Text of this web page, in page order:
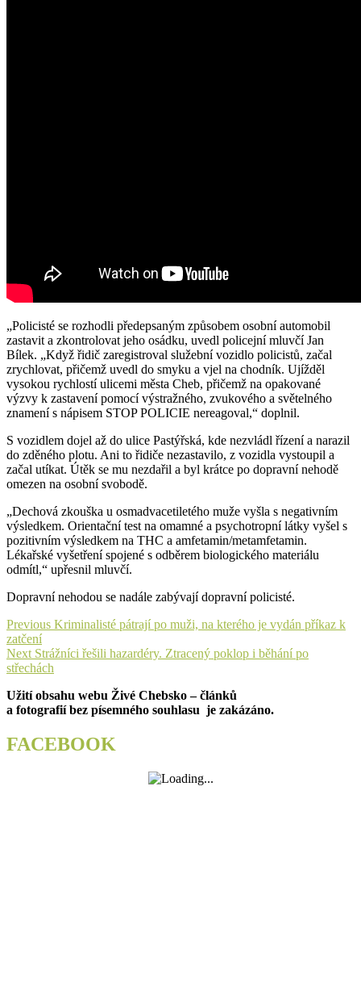
„Policisté se rozhodli předepsaným způsobem osobní automobil
zastavit a zkontrolovat jeho osádku, uvedl policejní mluvčí Jan
Bílek. „Když řidič zaregistroval služební vozidlo policistů, začal
zrychlovat, přičemž uvedl do smyku a vjel na chodník. Ujížděl
vysokou rychlostí ulicemi města Cheb, přičemž na opakované
výzvy k zastavení pomocí výstražného, zvukového a světelného
znamení s nápisem STOP POLICIE nereagoval,“ doplnil.
S vozidlem dojel až do ulice Pastýřská, kde nezvládl řízení a narazil
do zděného plotu. Ani to řidiče nezastavilo, z vozidla vystoupil a
začal utíkat. Útěk se mu nezdařil a byl krátce po dopravní nehodě
omezen na osobní svobodě.
„Dechová zkouška u osmadvacetiletého muže vyšla s negativním
výsledkem. Orientační test na omamné a psychotropní látky vyšel s
pozitivním výsledkem na THC a amfetamin/metamfetamin.
Lékařské vyšetření spojené s odběrem biologického materiálu
odmítl,“ upřesnil mluvčí.
Dopravní nehodou se nadále zabývají dopravní policisté.
Navigace
pro
příspěvek
Previous Previous
Kriminalisté pátrají po muži, na kterého je vydán příkaz k
zatčení
Next Next
post:
Strážníci řešili hazardéry. Ztracený poklop i běhání po
střechách
Užití obsahu webu Živé Chebsko – článků
a fotografií bez písemného souhlasu je zakázáno.
FACEBOOK